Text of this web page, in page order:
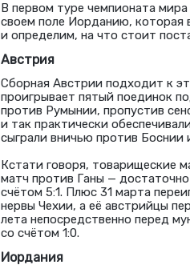
В первом туре чемпионата
своем поле Иорданию, которая
и определим, на что стоит
Австрия
Сборная Австрии подходит к
проигрывает пятый поединок
против Румынии, пропустив
и так практически
сыграли вничью против Боснии
Кстати говоря, товарищеские
матч против Ганы —
счётом 5:1. Плюс 31 марта
нервы Чехии, а её австрийцы
лета непосредственно перед
со счётом 1:0.
Иордания